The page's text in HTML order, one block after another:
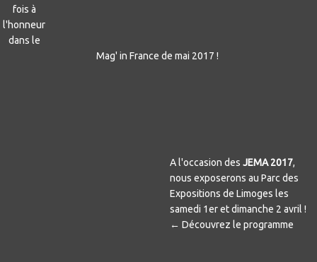
fois à
l'honneur
dans le
Mag' in France de mai 2017 !
A l'occasion des JEMA 2017,
nous exposerons au Parc des
Expositions de Limoges les
samedi 1er et dimanche 2 avril !
← Découvrez le programme